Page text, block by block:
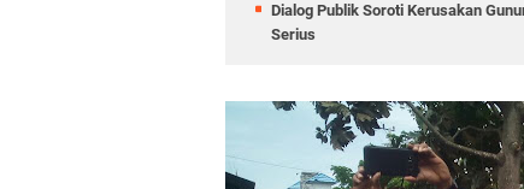
Dialog Publik Soroti Kerusakan
Serius